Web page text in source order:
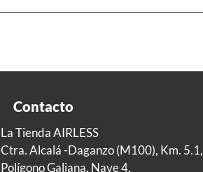
Contacto
La Tienda AIRLESS
Ctra. Alcalá -Daganzo (M100), Km. 5.1,
Polígono Galiana, Nave 4,